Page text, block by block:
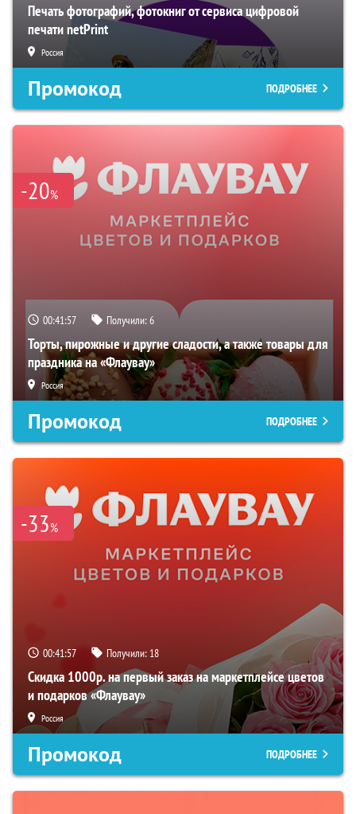
Печать фотографий, фотокниг от сервиса цифровой
печати netPrint
Россия
Промокод ПОДРОБНЕЕ
-20%
00:41:56 Получили:6
Торты, пирожные и другие сладости, а также товары для
праздника на «Флаувау»
Россия
Промокод ПОДРОБНЕЕ
-33%
00:41:56 Получили: 18
Скидка 1000р. на первый заказ на маркетплейсе цветов
и подарков «Флаувау»
Россия
Промокод ПОДРОБНЕЕ